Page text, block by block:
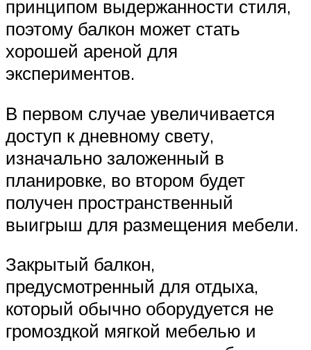
принципом выдержанности стиля,
поэтому балкон может стать
хорошей ареной для
экспериментов.
В первом случае увеличивается
доступ к дневному свету,
изначально заложенный в
планировке, во втором будет
получен пространственный
выигрыш для размещения мебели.
Закрытый балкон,
предусмотренный для отдыха,
который обычно оборудуется не
громоздкой мягкой мебелью и